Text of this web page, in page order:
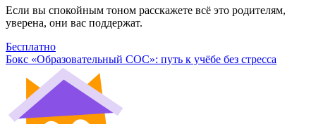
Если вы спокойным тоном расскажете всё это родителям,
уверена, они вас поддержат.
Бесплатно
Бокс «Образовательный СОС»: путь к учёбе без стресса